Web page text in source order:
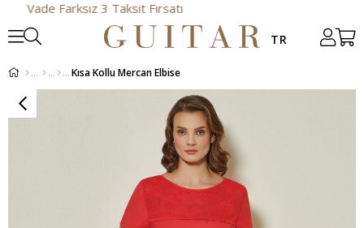
Farksız 3 Taksit Fırsatı
Kısa Kollu Mercan Elbise